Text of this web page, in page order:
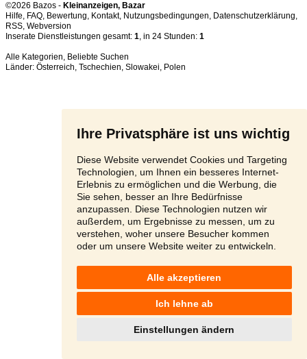
Ihre Privatsphäre ist uns wichtig
Diese Website verwendet Cookies und Targeting
Technologien, um Ihnen ein besseres Internet-
Erlebnis zu ermöglichen und die Werbung, die
Sie sehen, besser an Ihre Bedürfnisse
anzupassen. Diese Technologien nutzen wir
außerdem, um Ergebnisse zu messen, um zu
verstehen, woher unsere Besucher kommen
oder um unsere Website weiter zu entwickeln.
Alle akzeptieren
Ich lehne ab
Einstellungen ändern
©2026 Bazos - Kleinanzeigen, Bazar
Hilfe, FAQ, Bewertung, Kontakt, Nutzungsbedingungen, Datenschutzerklärung,
RSS,
Inserate Dienstleistungen gesamt: 1, in 24 Stunden: 1
Alle Kategorien, Beliebte Suchen
Länder: Österreich, Tschechien, Slowakei, Polen